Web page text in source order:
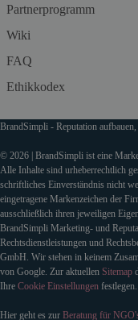
Partnerprogramm
Wiki
FAQ
Ethikkodex
BrandSimpli - Reputation
© 2026 | BrandSimpli ist eine
Alle Inhalte sind urheberrechtlich
schriftliches Einverständnis nicht
eingetragene Markenzeichen der
ausschließlich ihren jeweiligen
BrandSimpli Marketing- und
Rechtsdienstleistungen und
GmbH. Wir stehen in keinem
von Google. Zur aktuellen Sitemap
Ihre Cookie Einstellungen
Hier geht es zur Beratung für